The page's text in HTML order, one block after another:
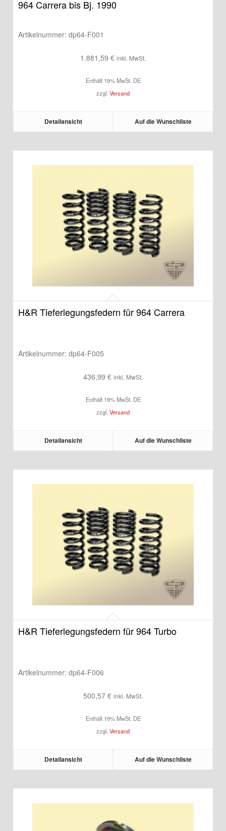
964 Carrera bis Bj. 1990
Artikelnummer: dp64-F001
1.881,59 € inkl. MwSt.
Enthält 19% MwSt. DE
zzgl. Versand
Detailansicht Auf die Wunschliste
H&R Tieferlegungsfedern für 964 Carrera
Artikelnummer: dp64-F005
436,99 € inkl. MwSt.
Enthält 19% MwSt. DE
zzgl. Versand
Detailansicht Auf die Wunschliste
H&R Tieferlegungsfedern für 964 Turbo
Artikelnummer: dp64-F006
500,57 € inkl. MwSt.
Enthält 19% MwSt. DE
zzgl. Versand
Detailansicht Auf die Wunschliste